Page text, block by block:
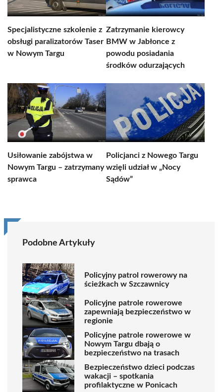
Specjalistyczne szkolenie z
obsługi paralizatorów Taser
w Nowym Targu
Zatrzymanie kierowcy
BMW w Jabłonce z
powodu posiadania
środków odurzających
Usiłowanie zabójstwa w
Nowym Targu – zatrzymany
sprawca
Policjanci z Nowego Targu
wzięli udział w „Nocy
Sądów”
Podobne Artykuły
Policyjny patrol rowerowy na
ścieżkach w Szczawnicy
Policyjne patrole rowerowe
zapewniają bezpieczeństwo w
regionie
Policyjne patrole rowerowe w
Nowym Targu dbają o
bezpieczeństwo na trasach
Bezpieczeństwo dzieci podczas
wakacji – spotkania
profilaktyczne w Ponicach